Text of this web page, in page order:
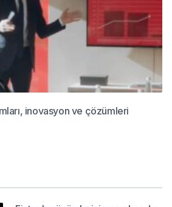
inovasyon ve çözümleri